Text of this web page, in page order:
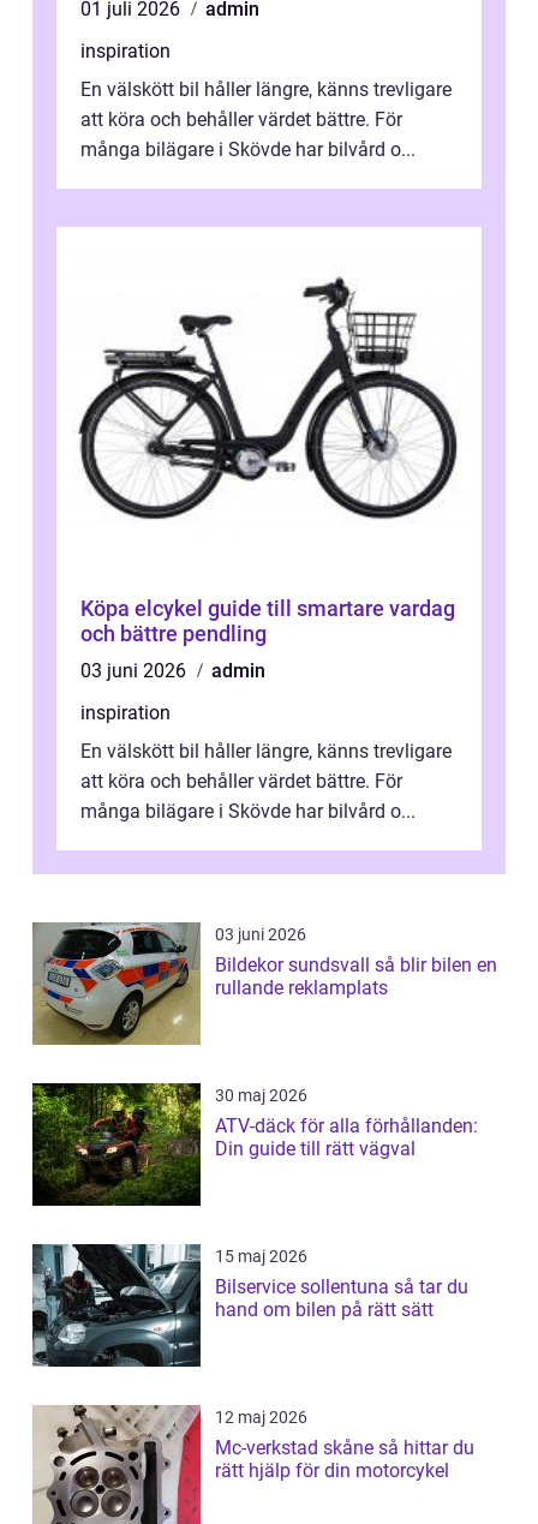
01 juli 2026
admin
inspiration
En välskött bil håller längre, känns trevligare
att köra och behåller värdet bättre. För
många bilägare i Skövde har bilvård o...
Köpa elcykel guide till smartare vardag
och bättre pendling
03 juni 2026
admin
inspiration
En välskött bil håller längre, känns trevligare
att köra och behåller värdet bättre. För
många bilägare i Skövde har bilvård o...
03 juni 2026
Bildekor sundsvall så blir bilen en
rullande reklamplats
30 maj 2026
ATV-däck för alla förhållanden:
Din guide till rätt vägval
15 maj 2026
Bilservice sollentuna så tar du
hand om bilen på rätt sätt
12 maj 2026
Mc-verkstad skåne så hittar du
rätt hjälp för din motorcykel